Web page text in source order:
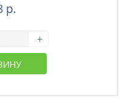
р.
+